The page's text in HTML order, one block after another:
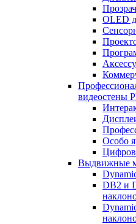
OLED
видеостены
Особо
Выдвижные
DB2 и